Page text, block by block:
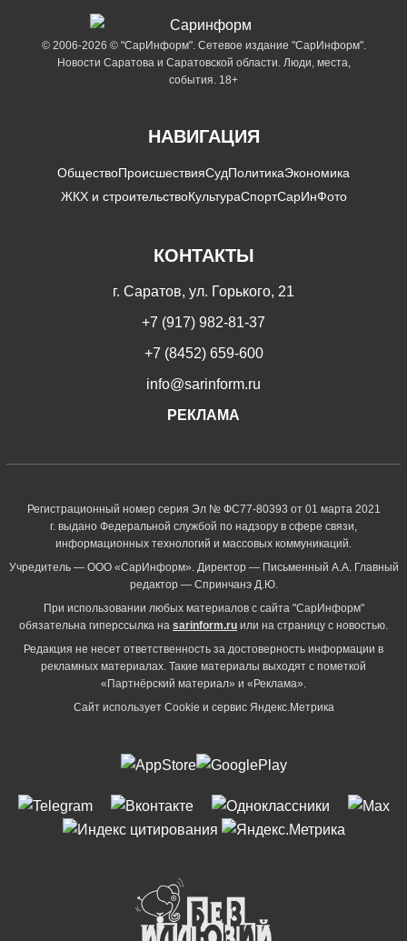
© 2006-2026 © "СарИнформ". Сетевое издание "СарИнформ".
Новости Саратова и Саратовской области. Люди, места,
события. 18+
НАВИГАЦИЯ
ОбществоПроисшествияСудПолитикаЭкономика
ЖКХ и строительствоКультураСпортСарИнФото
КОНТАКТЫ
г. Саратов, ул. Горького, 21
+7 (917) 982-81-37
+7 (8452) 659-600
info@sarinform.ru
РЕКЛАМА
Регистрационный номер серия Эл № ФС77-80393 от 01 марта 2021
г. выдано Федеральной службой по надзору в сфере связи,
информационных технологий и массовых коммуникаций.
Учредитель — ООО «СарИнформ». Директор — Письменный А.А. Главный
редактор — Спринчанэ Д.Ю.
При использовании любых материалов с сайта "СарИнформ"
обязательна гиперссылка на sarinform.ru или на страницу с новостью.
Редакция не несет ответственность за достоверность информации в
рекламных материалах. Такие материалы выходят с пометкой
«Партнёрский материал» и «Реклама».
Сайт использует Cookie и сервиc Яндекс.Метрика